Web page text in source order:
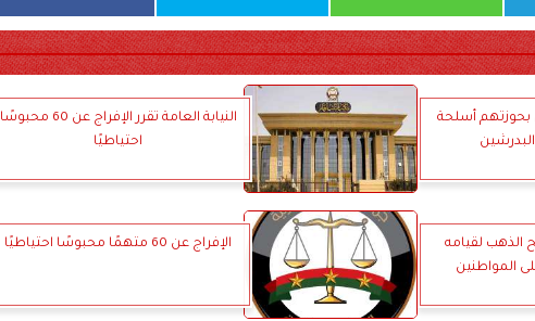
أشخاص بحوزتهم أسلحة
البدرشين
النيابة العامة تقرر الإفراج عن 60 محبوسًا
احتياطيًا
الذهب لقيامه
المواطنين
الإفراج عن 60 متهمًا محبوسًا احتياطيًا